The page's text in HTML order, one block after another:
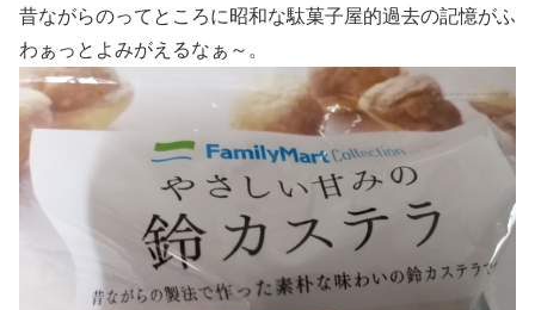
昔ながらのってところに昭和な駄菓子屋的過去の記憶がふ
わぁっとよみがえるなぁ～。